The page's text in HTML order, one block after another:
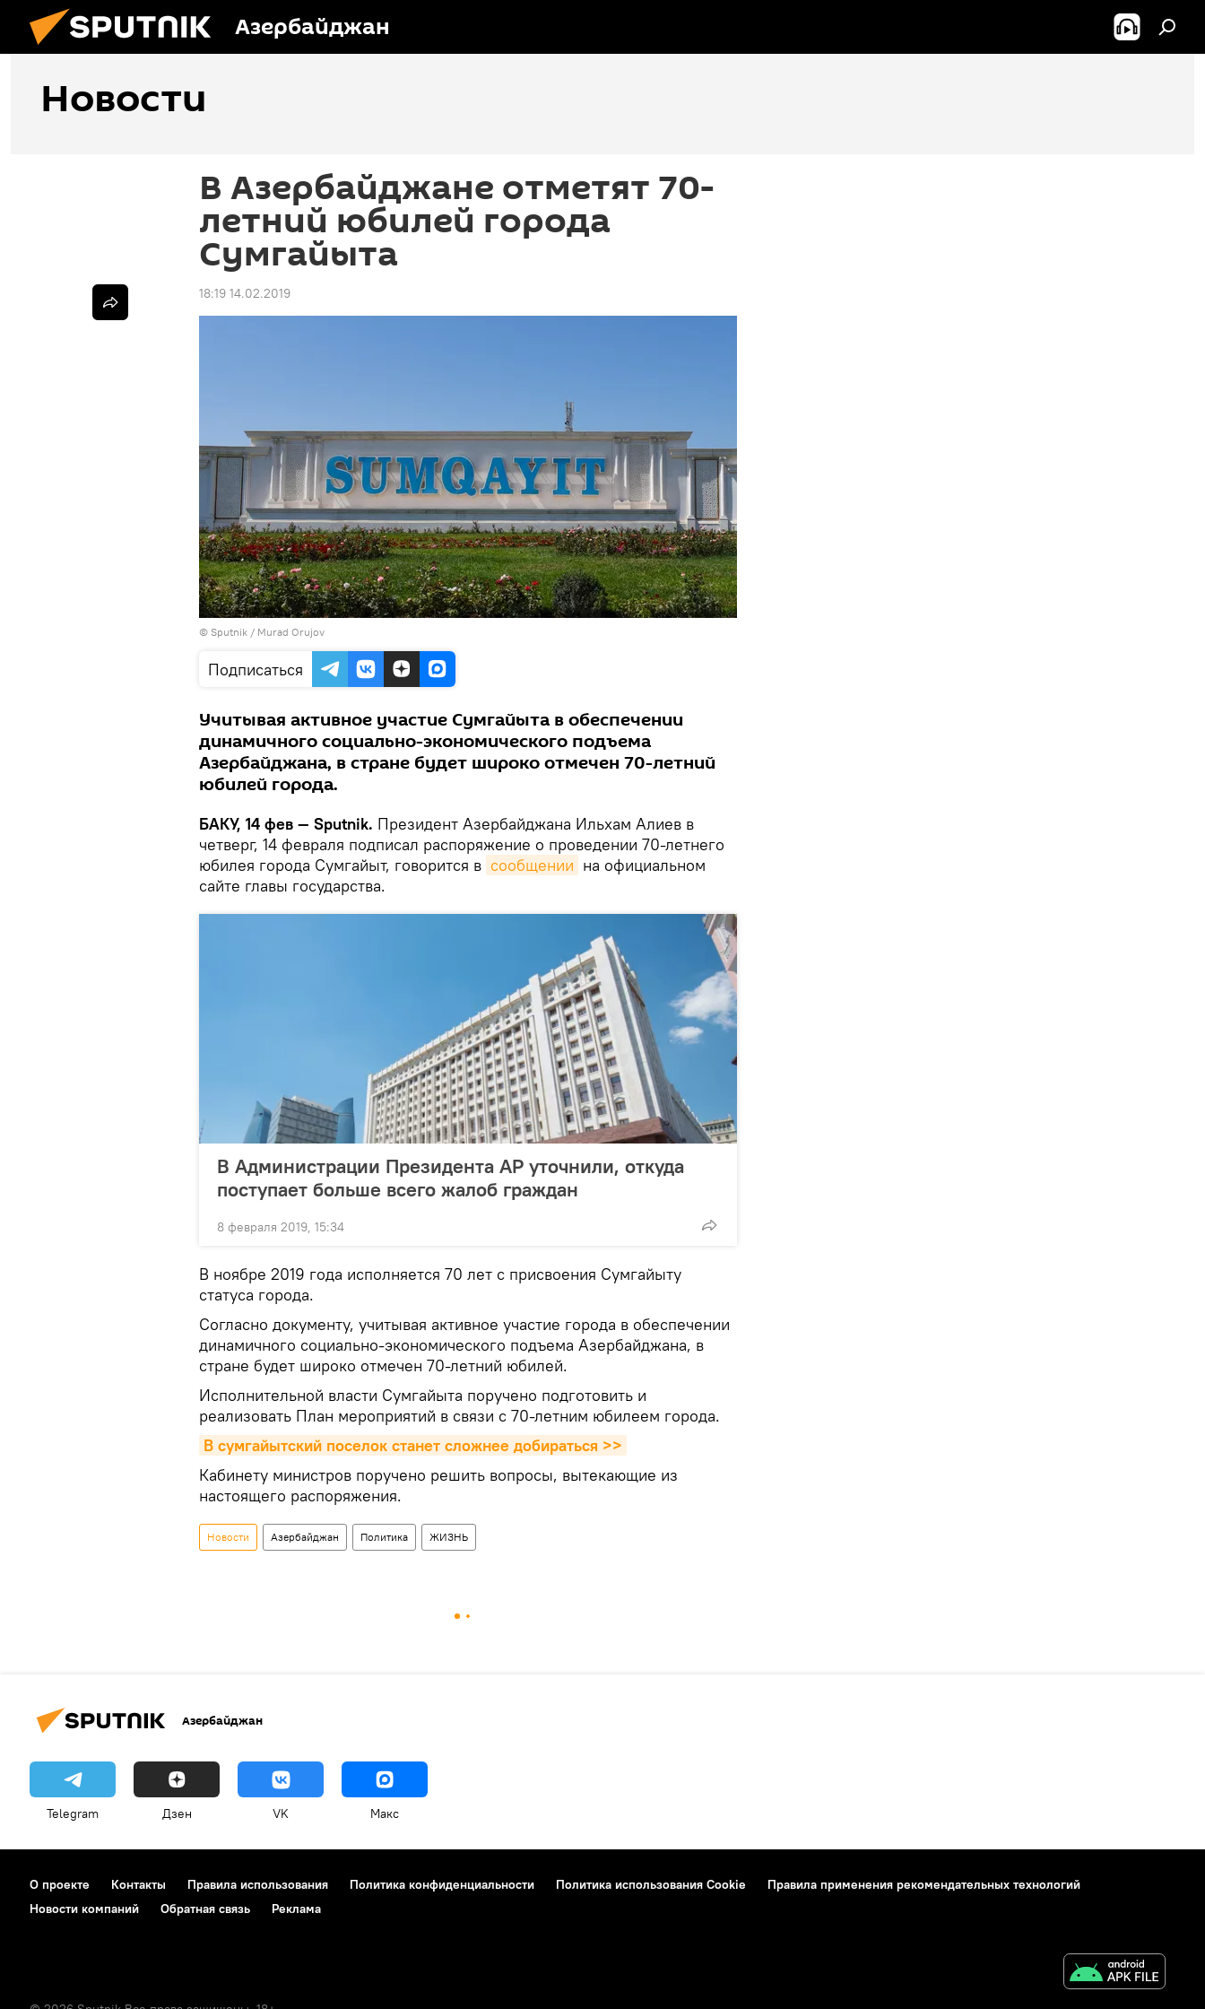
Азербайджан
Новости
В Азербайджане отметят 70-
летний юбилей города
Сумгайыта
18:19 14.02.2019
© Sputnik / Murad Orujov
Подписаться
Учитывая активное участие Сумгайыта в обеспечении
динамичного социально-экономического подъема
Азербайджана, в стране будет широко отмечен 70-летний
юбилей города.
БАКУ, 14 фев — Sputnik. Президент Азербайджана Ильхам Алиев в
четверг, 14 февраля подписал распоряжение о проведении 70-летнего
юбилея города Сумгайыт, говорится в сообщении на официальном
сайте главы государства.
В Администрации Президента АР уточнили, откуда
поступает больше всего жалоб граждан
8 февраля 2019, 15:34
В ноябре 2019 года исполняется 70 лет с присвоения Сумгайыту
статуса города.
Согласно документу, учитывая активное участие города в обеспечении
динамичного социально-экономического подъема Азербайджана, в
стране будет широко отмечен 70-летний юбилей.
Исполнительной власти Сумгайыта поручено подготовить и
реализовать План мероприятий в связи с 70-летним юбилеем города.
В сумгайытский поселок станет сложнее добираться >>
Кабинету министров поручено решить вопросы, вытекающие из
настоящего распоряжения.
Новости Азербайджан Политика ЖИЗНЬ
Азербайджан
Telegram Дзен VK Макс
О проекте Контакты Правила использования Политика конфиденциальности Политика использования Cookie
Правила применения рекомендательных технологий
Новости компаний
Обратная связь Реклама